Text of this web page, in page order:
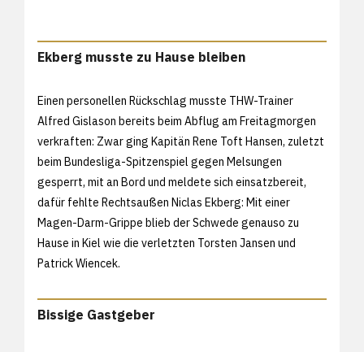
Ekberg musste zu Hause bleiben
Einen personellen Rückschlag musste THW-Trainer
Alfred Gislason bereits beim Abflug am Freitagmorgen
verkraften: Zwar ging Kapitän Rene Toft Hansen, zuletzt
beim Bundesliga-Spitzenspiel gegen Melsungen
gesperrt, mit an Bord und meldete sich einsatzbereit,
dafür fehlte Rechtsaußen Niclas Ekberg: Mit einer
Magen-Darm-Grippe blieb der Schwede genauso zu
Hause in Kiel wie die verletzten Torsten Jansen und
Patrick Wiencek.
Bissige Gastgeber